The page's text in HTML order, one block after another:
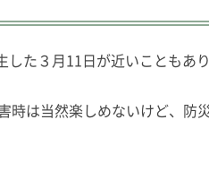
た３月11日が近いことも
は当然楽しめないけど